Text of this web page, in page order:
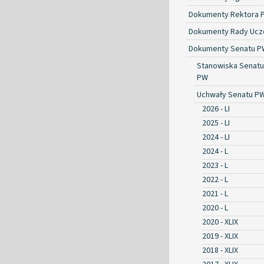
Dokumenty Rektora
Dokumenty Rady
Dokumenty Senatu
Stanowiska Senatu
PW
Uchwały Senatu
2026 - LI
2025 - LI
2024 - LI
2024 - L
2023 - L
2022 - L
2021 - L
2020 - L
2020 - XLIX
2019 - XLIX
2018 - XLIX